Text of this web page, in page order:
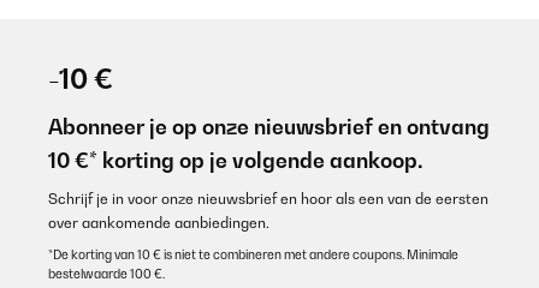
-10 €
Abonneer je op onze nieuwsbrief en ontvang
10 €* korting op je volgende aankoop.
Schrijf je in voor onze nieuwsbrief en hoor als een van de eersten
over aankomende aanbiedingen.
*De korting van 10 € is niet te combineren met andere coupons. Minimale
bestelwaarde 100 €.